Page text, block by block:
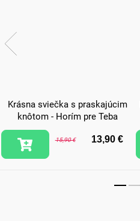
Krásna sviečka s praskajúcim
knôtom - Horím pre Teba
15,90 € 13,90 €